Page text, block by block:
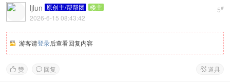
5#
ljlun 原创主/帮帮团
楼主
2026-6-15 08:43:42
游客请登录后查看回复内容
 赞  回复  道具